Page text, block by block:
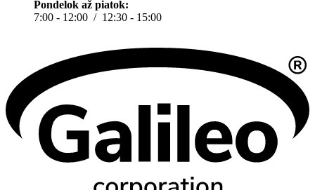
Pondelok až piatok:
7:00 - 12:00 / 12:30 - 15:00